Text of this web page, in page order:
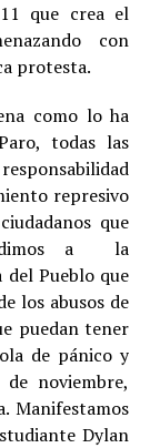
que crea el
con
protesta.
como lo ha
todas las
represivo
que
a la
Pueblo que
los abusos de
puedan tener
de pánico y
noviembre,
Manifestamos
Dylan